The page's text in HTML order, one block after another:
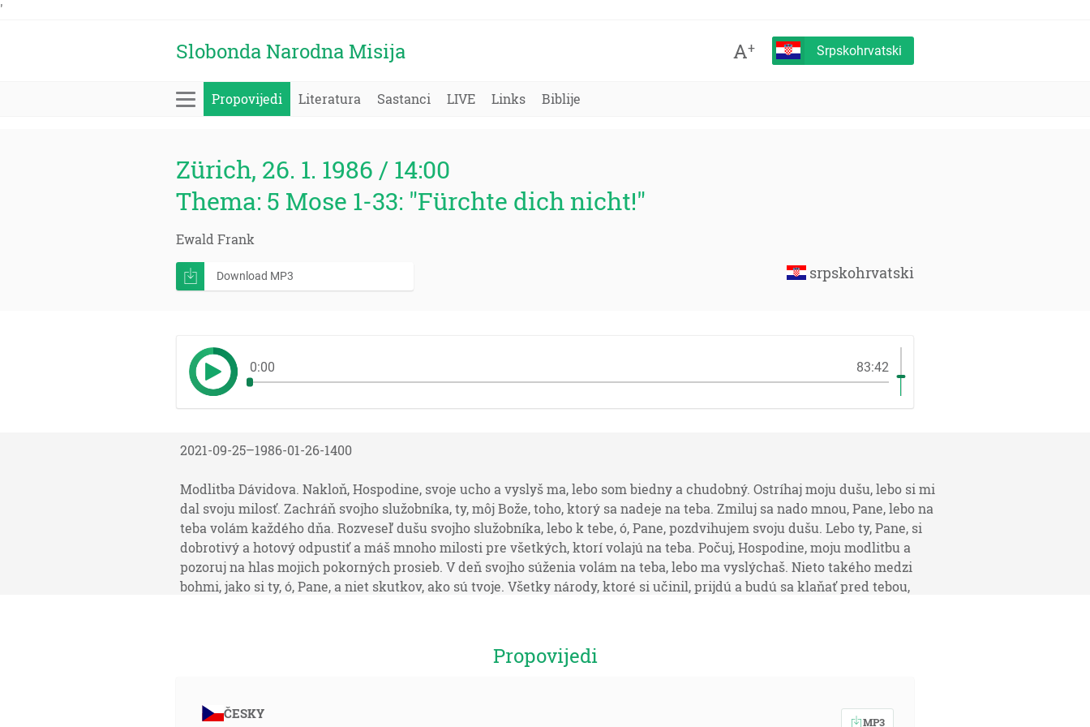
'
Slobonda Narodna Misija A+ Srpskohrvatski
Propovijedi Literatura Sastanci LIVE Links Biblije
Zürich, 26. 1. 1986 / 14:00
Thema: 5 Mose 1-33: "Fürchte dich nicht!"
Ewald Frank
srpskohrvatski
Download MP3
0:00 83:42
2021-09-25–1986-01-26-1400
Modlitba Dávidova. Nakloň, Hospodine, svoje ucho a vyslyš ma, lebo som biedny a chudobný. Ostríhaj moju dušu, lebo si mi
dal svoju milosť. Zachráň svojho služobníka, ty, môj Bože, toho, ktorý sa nadeje na teba. Zmiluj sa nado mnou, Pane, lebo na
teba volám každého dňa. Rozveseľ dušu svojho služobníka, lebo k tebe, ó, Pane, pozdvihujem svoju dušu. Lebo ty, Pane, si
dobrotivý a hotový odpustiť a máš mnoho milosti pre všetkých, ktorí volajú na teba. Počuj, Hospodine, moju modlitbu a
pozoruj na hlas mojich pokorných prosieb. V deň svojho súženia volám na teba, lebo ma vyslýchaš. Nieto takého medzi
bohmi, jako si ty, ó, Pane, a niet skutkov, ako sú tvoje. Všetky národy, ktoré si učinil, prijdú a budú sa klaňať pred tebou,
srdcom a tvoje meno budem ctiť na veky. Lebo tvoja milosť je veľká nado mnou a vytrhol si moju dušu z najhlbšieho pekla.
Ó, Bože, pyšní povstali proti mne, a hajno násilníkov hľadá moju dušu, a nepredstavili si teba pred seba. Ale ty, Pane, si
svojmu služobníkovi svoju silu a zachráň syna svojej dievky! Učiň pri mne znamenie na dobré, čo keď uvidia tí, ktorí ma
nenávidia, budú sa hanbiť, že ty, Hospodine, si mi pomohol a potešil si ma. [Ž 86:1-17]
Propovijedi
ČESKY
MP3